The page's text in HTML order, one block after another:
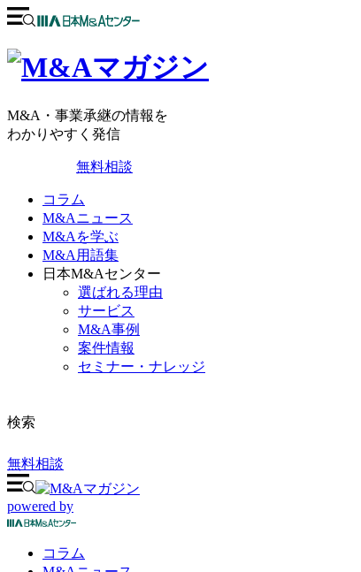
M&A・事業承継の情報を
わかりやすく発信
無料相談
コラム
M&Aニュース
M&Aを学ぶ
M&A用語集
日本M&Aセンター
選ばれる理由
サービス
M&A事例
案件情報
セミナー・ナレッジ
検索
無料相談
powered by
コラム